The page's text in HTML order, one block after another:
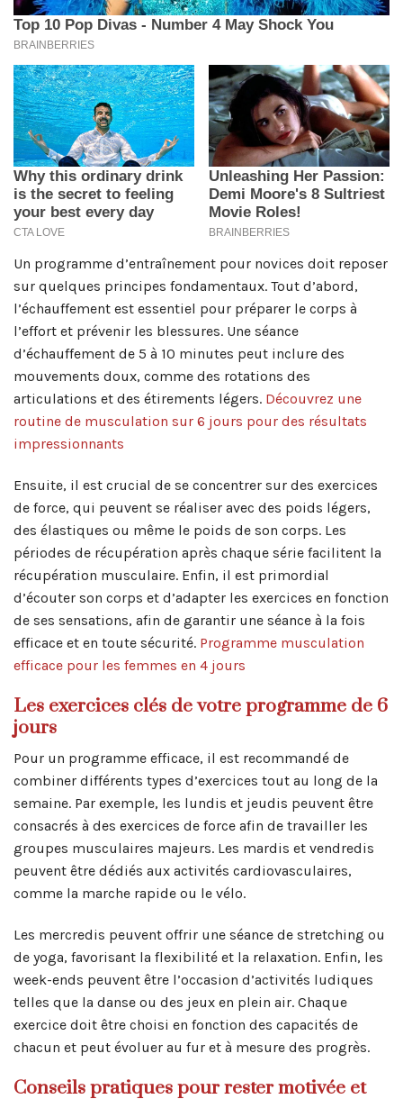
Un programme d’entraînement pour novices doit reposer
sur quelques principes fondamentaux. Tout d’abord,
l’échauffement est essentiel pour préparer le corps à
l’effort et prévenir les blessures. Une séance
d’échauffement de 5 à 10 minutes peut inclure des
mouvements doux, comme des rotations des
articulations et des étirements légers. Découvrez une
routine de musculation sur 6 jours pour des résultats
impressionnants
Ensuite, il est crucial de se concentrer sur des exercices
de force, qui peuvent se réaliser avec des poids légers,
des élastiques ou même le poids de son corps. Les
périodes de récupération après chaque série facilitent la
récupération musculaire. Enfin, il est primordial
d’écouter son corps et d’adapter les exercices en fonction
de ses sensations, afin de garantir une séance à la fois
efficace et en toute sécurité. Programme musculation
efficace pour les femmes en 4 jours
Les exercices clés de votre programme de 6
jours
Pour un programme efficace, il est recommandé de
combiner différents types d’exercices tout au long de la
semaine. Par exemple, les lundis et jeudis peuvent être
consacrés à des exercices de force afin de travailler les
groupes musculaires majeurs. Les mardis et vendredis
peuvent être dédiés aux activités cardiovasculaires,
comme la marche rapide ou le vélo.
Les mercredis peuvent offrir une séance de stretching ou
de yoga, favorisant la flexibilité et la relaxation. Enfin, les
week-ends peuvent être l’occasion d’activités ludiques
telles que la danse ou des jeux en plein air. Chaque
exercice doit être choisi en fonction des capacités de
chacun et peut évoluer au fur et à mesure des progrès.
Conseils pratiques pour rester motivée et